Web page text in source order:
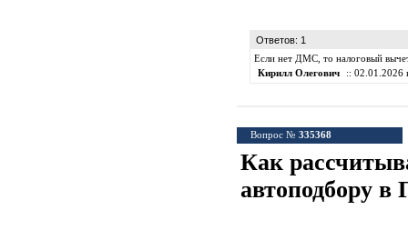
Ответов: 1
Если нет ДМС, то налоговый
Кирилл Олегович
:: 02.01.2026
Вопрос № 335368
Как
автоподбору в